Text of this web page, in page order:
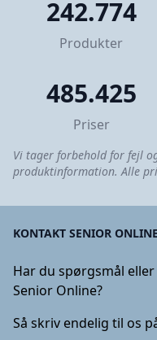
242.774
Produkter
485.425
Priser
Vi tager forbehold for fejl
produktinformation. Alle
KONTAKT SENIOR ONLINE
Har du spørgsmål
Senior Online?
Så skriv endelig til os